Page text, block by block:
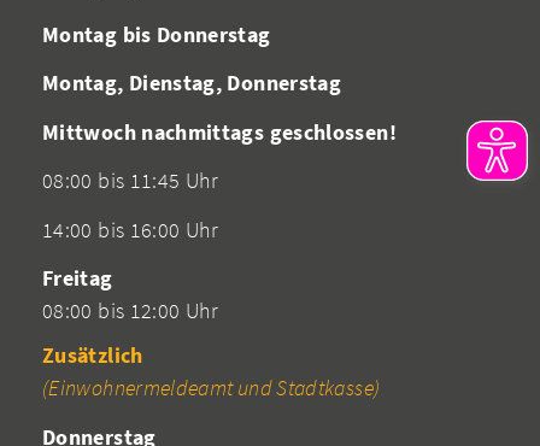
Montag bis Donnerstag
Montag, Dienstag, Donnerstag
Mittwoch nachmittags geschlossen!
08:00 bis 11:45 Uhr
14:00 bis 16:00 Uhr
Freitag
08:00 bis 12:00 Uhr
Zusätzlich
(Einwohnermeldeamt und Stadtkasse)
Donnerstag